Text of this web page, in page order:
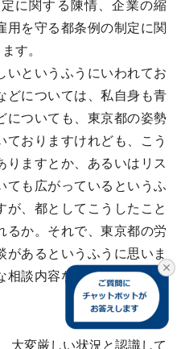
に関する陳情、企業の縮
用を守る都条例の制定に関
す。
というふうにいわれてお
どについては、私自身も青
についても、東京都の姿勢
ておりますけれども、こう
りますとか、あるいはリス
ても広がっているというふ
が、都としてこうしたこと
るか。それで、東京都の労
あるというふうに思いま
相談内容などについてお伺
大変厳しい状況と認識して